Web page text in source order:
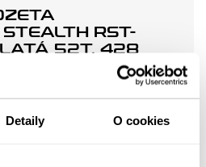
Detaily O cookies
RST-
52T, 428
životnost/nízkou hmotnost
na trhu. 3x delší životnost než